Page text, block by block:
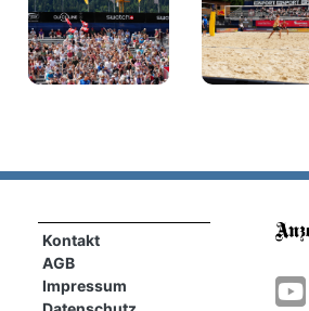
Kontakt
AGB
Impressum